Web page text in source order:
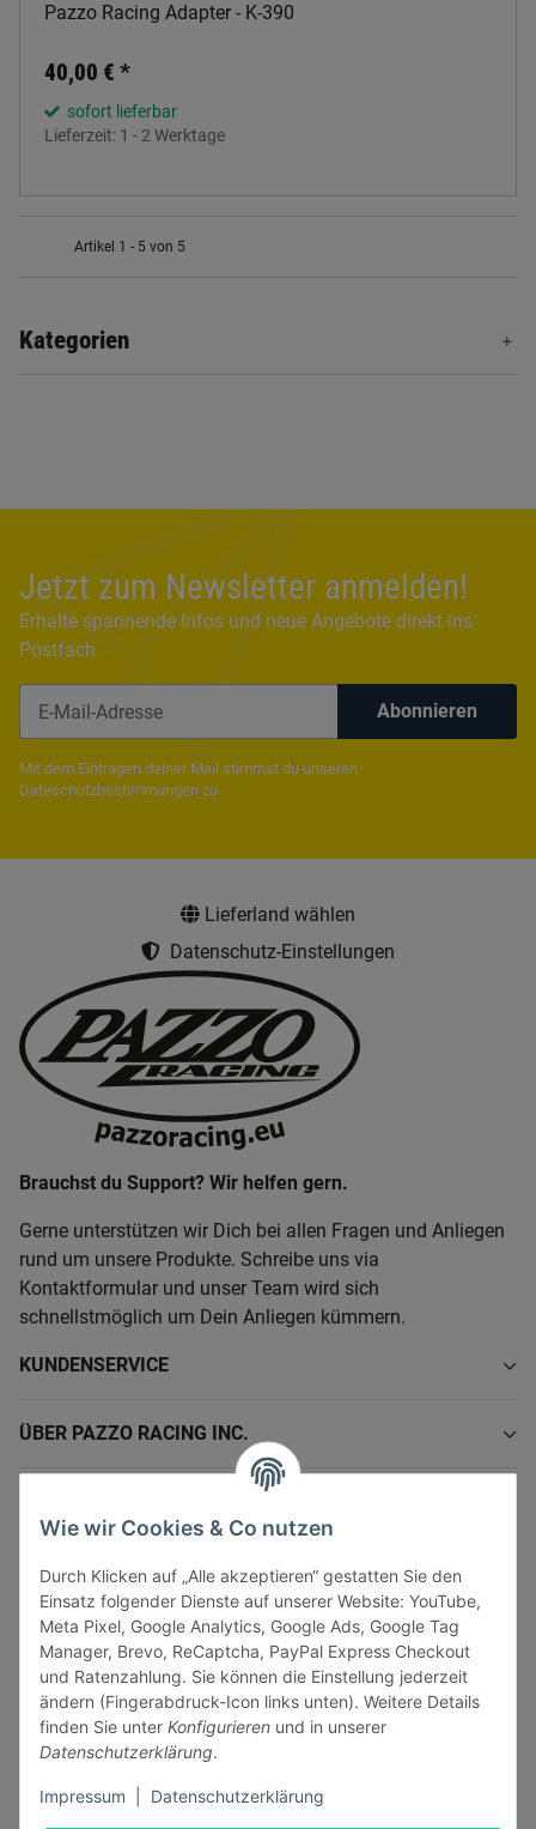
Wie wir Cookies & Co nutzen
Durch Klicken auf „Alle akzeptieren“ gestatten Sie den
Einsatz folgender Dienste auf unserer Website: YouTube,
Meta Pixel, Google Analytics, Google Ads, Google Tag
Manager, Brevo, ReCaptcha, PayPal Express Checkout
und Ratenzahlung. Sie können die Einstellung jederzeit
ändern (Fingerabdruck-Icon links unten). Weitere Details
finden Sie unter Konfigurieren und in unserer
Datenschutzerklärung.
Impressum Datenschutzerklärung
Pazzo Racing Adapter - K-390
40,00 € *
sofort lieferbar
Lieferzeit: 1 - 2 Werktage
Artikel 1 - 5 von 5
Kategorien
Jetzt zum Newsletter anmelden!
Erhalte spannende Infos und neue Angebote direkt ins
Postfach
Abonnieren
Mit dem Eintragen deiner Mail stimmst du unseren
Dateschutzbestimmungen zu.
Lieferland wählen
Datenschutz-Einstellungen
Brauchst du Support? Wir helfen gern.
Gerne unterstützen wir Dich bei allen Fragen und Anliegen
rund um unsere Produkte. Schreibe uns via
Kontaktformular und unser Team wird sich
schnellstmöglich um Dein Anliegen kümmern.
KUNDENSERVICE
ÜBER PAZZO RACING INC.
GESETZLICHE INFORMATIONEN
Vertrag widerrufen
Sicher bezahlen via: